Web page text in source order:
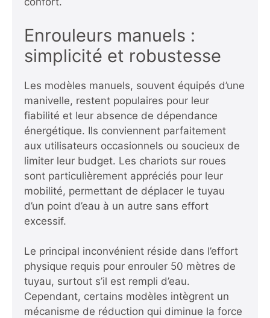
Enrouleurs manuels :
simplicité et robustesse
Les modèles manuels, souvent équipés d’une
manivelle, restent populaires pour leur
fiabilité et leur absence de dépendance
énergétique. Ils conviennent parfaitement
aux utilisateurs occasionnels ou soucieux de
limiter leur budget. Les chariots sur roues
sont particulièrement appréciés pour leur
mobilité, permettant de déplacer le tuyau
d’un point d’eau à un autre sans effort
excessif.
Le principal inconvénient réside dans l’effort
physique requis pour enrouler 50 mètres de
tuyau, surtout s’il est rempli d’eau.
Cependant, certains modèles intègrent un
mécanisme de réduction qui diminue la force